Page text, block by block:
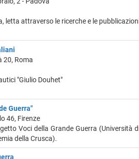
letta attraverso le ricerche e le
20, Roma
"Giulio Douhet"
Guerra"
46, Firenze
Voci della Grande Guerra (Università
della Crusca).